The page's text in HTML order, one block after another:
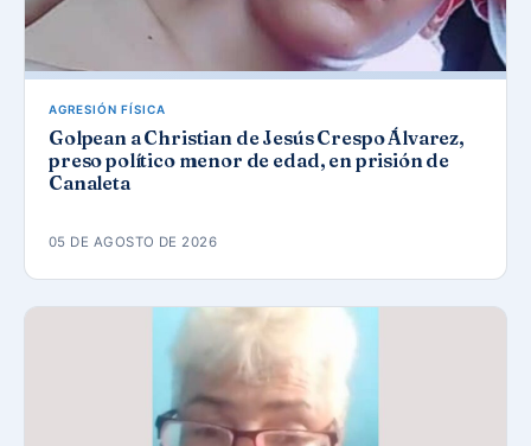
AGRESIÓN FÍSICA
Golpean a Christian de Jesús Crespo Álvarez,
preso político menor de edad, en prisión de
Canaleta
05 DE AGOSTO DE 2026